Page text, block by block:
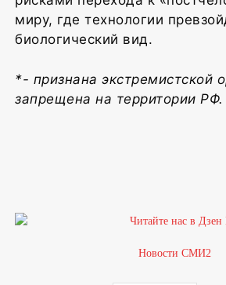
миру, где технологии
биологический вид.
*- признана экстремистской
запрещена на территории РФ.
Новости СМИ2